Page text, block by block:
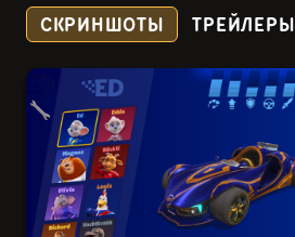
СКРИНШОТЫ ТРЕЙЛЕРЫ